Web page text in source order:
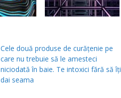
Cele două produse de curăţenie pe
care nu trebuie să le amesteci
niciodată în baie. Te intoxici fără să îţi
dai seama